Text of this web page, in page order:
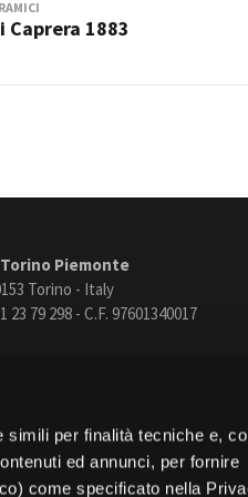
simili per finalità tecniche e,
ed annunci, per fornire
come specificato nella
1883
Piemonte
Torino - Italy
23 79 298 - C.F. 97601340017